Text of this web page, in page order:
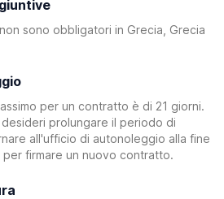
sono obbligatori in Grecia, Grecia
per un contratto è di 21 giorni.
prolungare il periodo di
all'ufficio di autonoleggio alla fine
firmare un nuovo contratto.